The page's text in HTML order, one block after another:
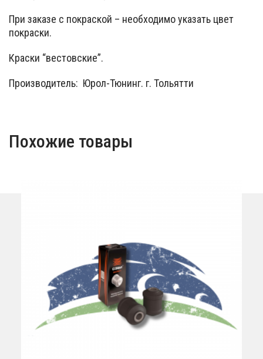
При заказе с покраской – необходимо указать цвет
покраски.
Краски “вестовские”.
Производитель: Юрол-Тюнинг. г. Тольятти
Похожие товары